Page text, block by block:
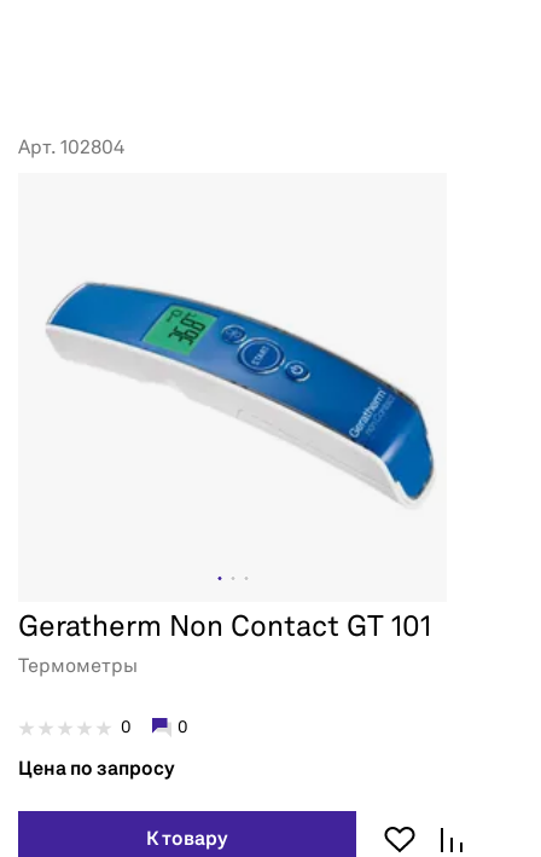
Арт. 102804
Geratherm Non Contact GT 101
Термометры
0 0
Цена по запросу
К товару